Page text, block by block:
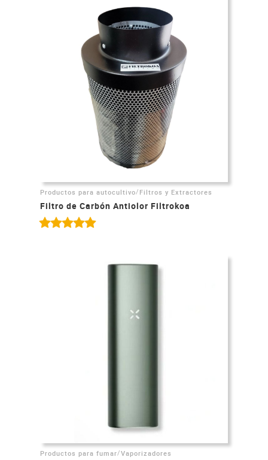
Productos para autocultivo/ Filtros y Extractores
Filtro de Carbón Antiolor Filtrokoa
Productos para fumar/Vaporizadores